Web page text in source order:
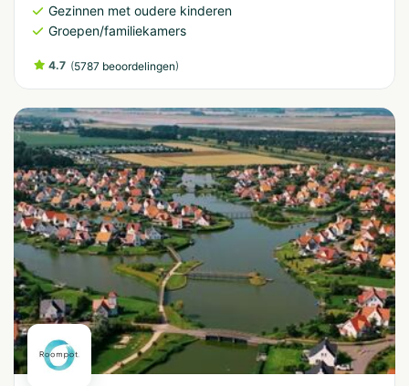
Gezinnen met oudere kinderen
Groepen/familiekamers
4.7 (5787 beoordelingen)